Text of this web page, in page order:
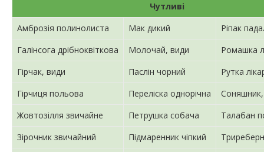
Чутливі
Амброзія полинолиста
Мак дикий
Ріпак
Галінсога дрібноквіткова
Молочай, види
Ромашка
Гірчак, види
Паслін чорний
Рутка
Гірчиця польова
Переліска однорічна
Жовтозілля звичайне
Петрушка собача
Талабан
Зірочник звичайний
Підмаренник чіпкий